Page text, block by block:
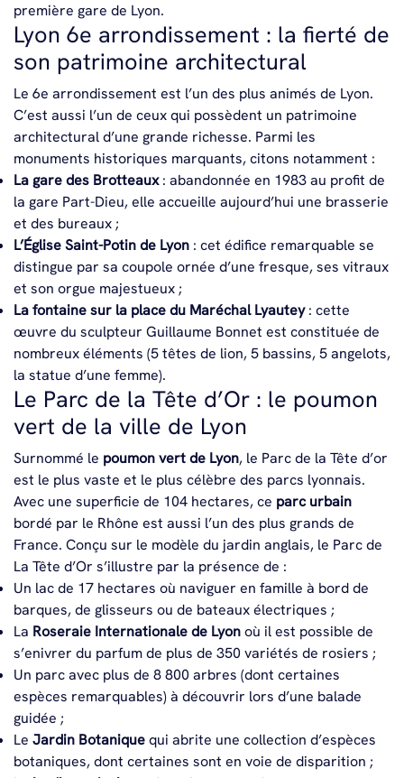
première gare de Lyon.
Lyon 6e arrondissement : la fierté de
son patrimoine architectural
Le 6e arrondissement est l’un des plus animés de Lyon.
C’est aussi l’un de ceux qui possèdent un patrimoine
architectural d’une grande richesse. Parmi les
monuments historiques marquants, citons notamment :
La gare des Brotteaux: abandonnée en 1983 au profit de
la gare Part-Dieu, elle accueille aujourd’hui une brasserie
et des bureaux ;
L’Église Saint-Potin de Lyon : cet édifice remarquable se
distingue par sa coupole ornée d’une fresque, ses vitraux
et son orgue majestueux ;
La fontaine sur la place du Maréchal Lyautey: cette
œuvre du sculpteur Guillaume Bonnet est constituée de
nombreux éléments (5 têtes de lion, 5 bassins, 5 angelots,
la statue d’une femme).
Le Parc de la Tête d’Or : le poumon
vert de la ville de Lyon
Surnommé le poumon vert de Lyon, le Parc de la Tête d’or
est le plus vaste et le plus célèbre des parcs lyonnais.
Avec une superficie de 104 hectares, ce parc urbain
bordé par le Rhône est aussi l’un des plus grands de
France. Conçu sur le modèle du jardin anglais, le Parc de
La Tête d’Or s’illustre par la présence de :
Un lac de 17 hectares où naviguer en famille à bord de
barques, de glisseurs ou de bateaux électriques ;
La Roseraie Internationale de Lyonoù il est possible de
s’enivrer du parfum de plus de 350 variétés de rosiers ;
Un parc avec plus de 8 800 arbres (dont certaines
espèces remarquables) à découvrir lors d’une balade
guidée ;
Le Jardin Botaniquequi abrite une collection d’espèces
botaniques, dont certaines sont en voie de disparition ;